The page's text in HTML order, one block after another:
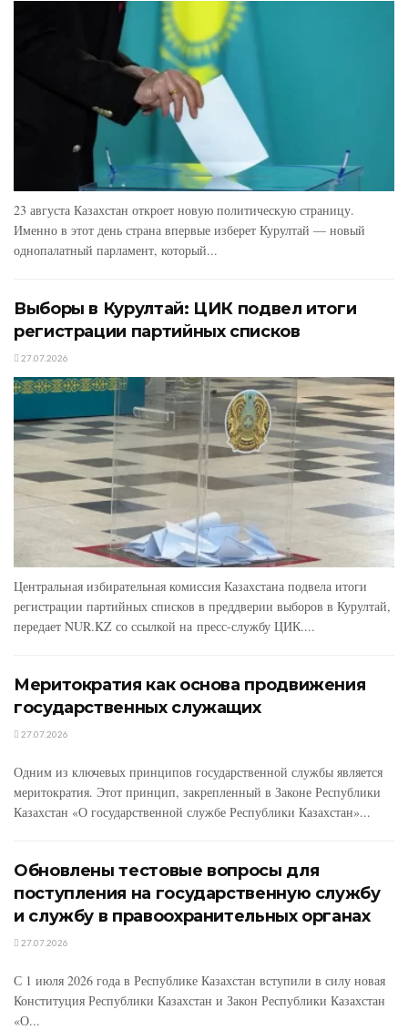
23 августа Казахстан откроет новую политическую страницу.
Именно в этот день страна впервые изберет Курултай — новый
однопалатный парламент, который...
Выборы в Курултай: ЦИК подвел итоги
регистрации партийных списков
27.07.2026
Центральная избирательная комиссия Казахстана подвела итоги
регистрации партийных списков в преддверии выборов в Курултай,
передает NUR.KZ со ссылкой на пресс-службу ЦИК....
Меритократия как основа продвижения
государственных служащих
27.07.2026
Одним из ключевых принципов государственной службы является
меритократия. Этот принцип, закрепленный в Законе Республики
Казахстан «О государственной службе Республики Казахстан»...
Обновлены тестовые вопросы для
поступления на государственную службу
и службу в правоохранительных органах
27.07.2026
С 1 июля 2026 года в Республике Казахстан вступили в силу новая
Конституция Республики Казахстан и Закон Республики Казахстан
«О...